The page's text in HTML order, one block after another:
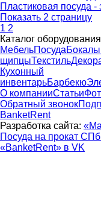
Пластиковая посуда
Показать 2 страницу
1 2
Каталог
МебельПосудаБокалы
щипцыТекстиль
Кухонный
инвентарьБарбекю
О компанииСтатьи
Обратный звонок
BanketRent
Разработка сайта:
Посуда на прокат
«BanketRent» в VK